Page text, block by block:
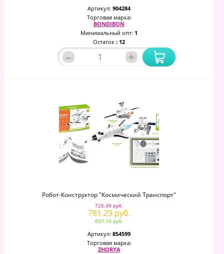
Артикул: 904284
Торговая марка:
BONDIBON
Минимальный опт: 1
Остаток : 12
– +
Робот-Конструктор "Космический Транспорт"
725.49 руб.
781.29 руб.
837.10 руб.
Артикул: 854599
Торговая марка:
ZHORYA